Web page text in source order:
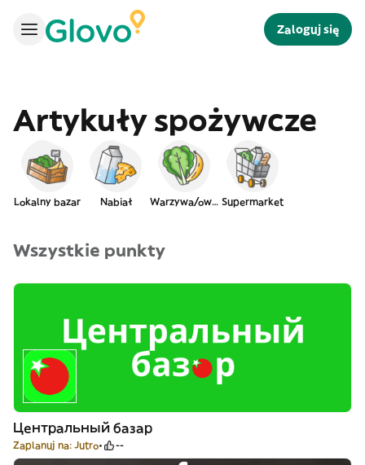
Zaloguj się
Artykuły spożywcze
Lokalny bazar Nabiał Warzywa/owoce Supermarket
Wszystkie punkty
Центральный базар
Zaplanuj na: Jutro --